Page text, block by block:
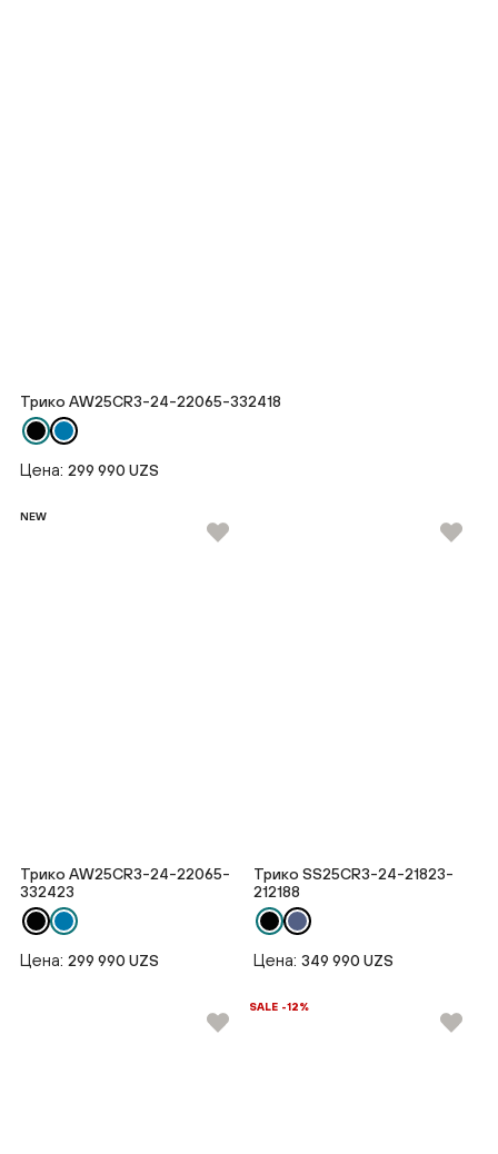
Трико AW25CR3-24-22065-332418
Цена: 299 990 UZS
NEW
Трико AW25CR3-24-22065-
332423
Цена: 299 990 UZS
Трико SS25CR3-24-21823-
212188
Цена: 349 990 UZS
SALE -12%